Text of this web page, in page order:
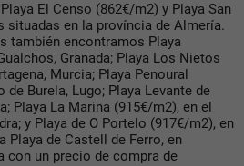
El Censo (862€/m2) y Playa San
situadas en la província de Almería.
también encontramos Playa
Granada; Playa Los Nietos
Murcia; Playa Penoural
Burela, Lugo; Playa Levante de
Playa La Marina (915€/m2), en el
y Playa de O Portelo (917€/m2), en
Playa de Castell de Ferro, en
con un precio de compra de